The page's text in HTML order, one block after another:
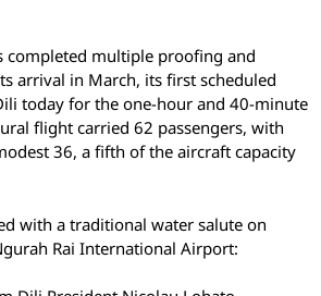
completed multiple proofing and
arrival in March, its first scheduled
today for the one-hour and 40-minute
flight carried 62 passengers, with
36, a fifth of the aircraft capacity
with a traditional water salute on
Rai International Airport: